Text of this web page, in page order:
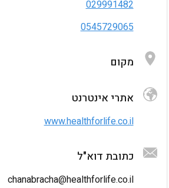
029991482
0545729065
גלריית תמונות
SERVICES
גלריית וידאו
מקום
אתרי אינטרנט
www.healthforlife.co.il
כתובת דוא"ל
chanabracha@healthforlife.co.il